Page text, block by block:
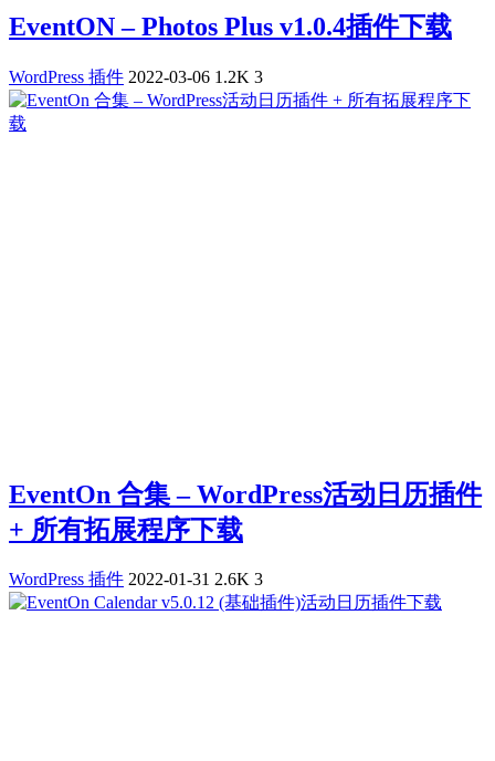
EventON – Photos Plus v1.0.4插件下载
WordPress 插件 2022-03-06 1.2K 3
EventOn 合集 – WordPress活动日历插件
+ 所有拓展程序下载
WordPress 插件 2022-01-31 2.6K 3